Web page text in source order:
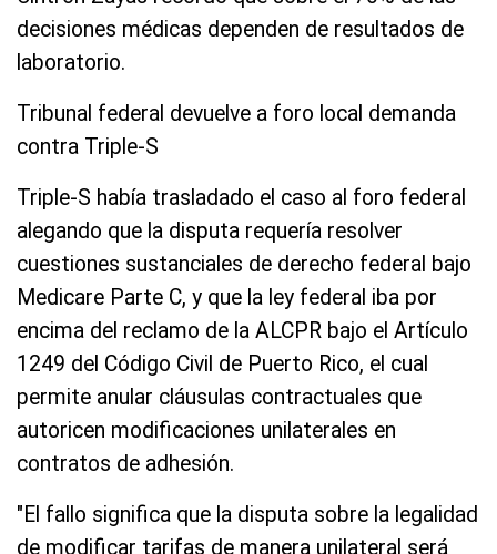
decisiones médicas dependen de resultados de
laboratorio.
Tribunal federal devuelve a foro local demanda
contra Triple-S
Triple-S había trasladado el caso al foro federal
alegando que la disputa requería resolver
cuestiones sustanciales de derecho federal bajo
Medicare Parte C, y que la ley federal iba por
encima del reclamo de la ALCPR bajo el Artículo
1249 del Código Civil de Puerto Rico, el cual
permite anular cláusulas contractuales que
autoricen modificaciones unilaterales en
contratos de adhesión.
"El fallo significa que la disputa sobre la legalidad
de modificar tarifas de manera unilateral será